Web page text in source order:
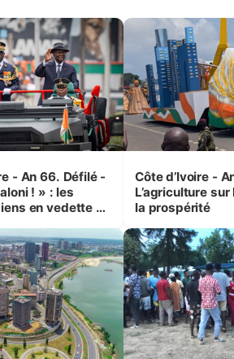
- An 66. Défilé -
! » : les
en vedette à
Côte d’Ivoire -
L’agriculture
la prospérité